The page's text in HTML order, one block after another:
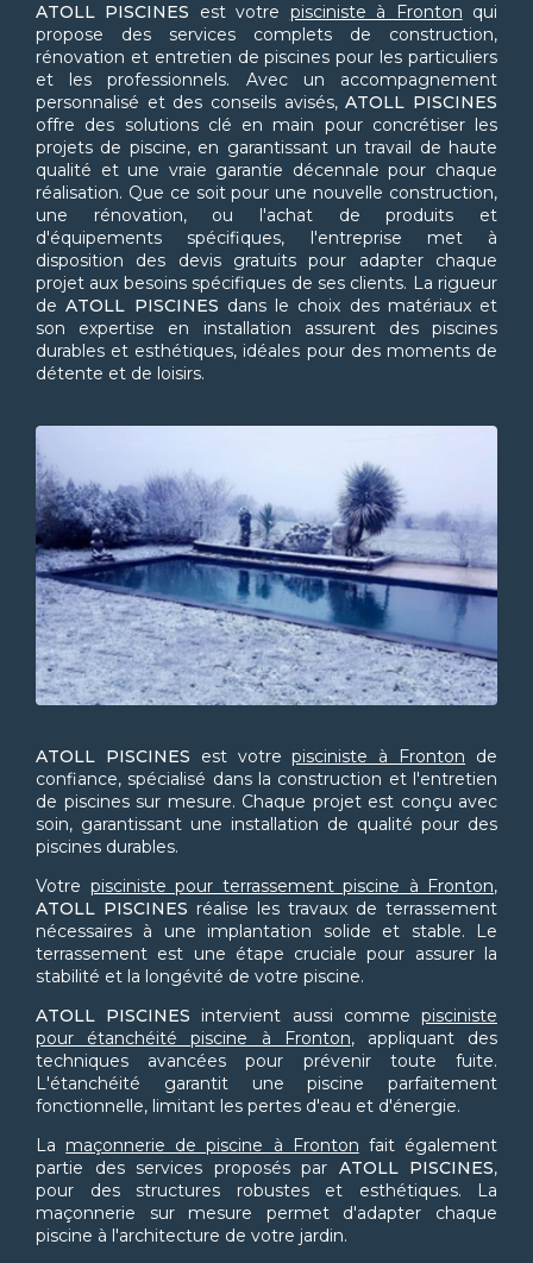
ATOLL PISCINES est votre pisciniste à Fronton qui
propose des services complets de construction,
rénovation et entretien de piscines pour les particuliers
et les professionnels. Avec un accompagnement
personnalisé et des conseils avisés,ATOLL PISCINES
offre des solutions clé en main pour concrétiser les
projets de piscine, en garantissant un travail de haute
qualité et une vraie garantie décennale pour chaque
réalisation. Que ce soit pour une nouvelle construction,
une rénovation, ou l'achat de produits et
d'équipements spécifiques, l'entreprise met à
disposition des devis gratuits pour adapter chaque
projet aux besoins spécifiques de ses clients. La rigueur
deATOLL PISCINES dans le choix des matériaux et
son expertise en installation assurent des piscines
durables et esthétiques, idéales pour des moments de
détente et de loisirs.
ATOLL PISCINES est votrepisciniste à Fronton de
confiance, spécialisé dans la construction et l'entretien
de piscines sur mesure. Chaque projet est conçu avec
soin, garantissant une installation de qualité pour des
piscines durables.
Votre pisciniste pour terrassement piscine à Fronton,
ATOLL PISCINES réalise les travaux de terrassement
nécessaires à une implantation solide et stable. Le
terrassement est une étape cruciale pour assurer la
stabilité et la longévité de votre piscine.
ATOLL PISCINES intervient aussi commepisciniste
pour étanchéité piscine à Fronton, appliquant des
techniques avancées pour prévenir toute fuite.
L'étanchéité garantit une piscine parfaitement
fonctionnelle, limitant les pertes d'eau et d'énergie.
La maçonnerie de piscine à Fronton fait également
partie des services proposés par ATOLL PISCINES,
pour des structures robustes et esthétiques. La
maçonnerie sur mesure permet d'adapter chaque
piscine à l'architecture de votre jardin.